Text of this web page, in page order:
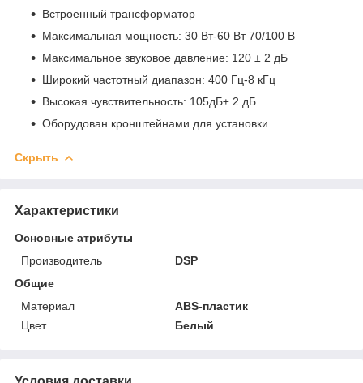
Встроенный трансформатор
Максимальная мощность: 30 Вт-60 Вт 70/100 В
Максимальное звуковое давление: 120 ± 2 дБ
Широкий частотный диапазон: 400 Гц-8 кГц
Высокая чувствительность: 105дБ± 2 дБ
Оборудован кронштейнами для установки
Скрыть
Характеристики
Основные атрибуты
Производитель
DSP
Общие
Материал
ABS-пластик
Цвет
Белый